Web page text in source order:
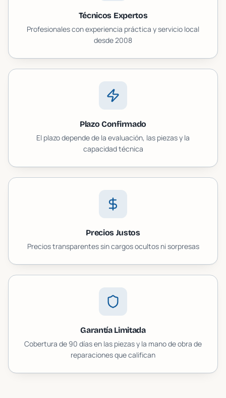
Técnicos Expertos
Profesionales con experiencia práctica y servicio local
desde 2008
Plazo Confirmado
El plazo depende de la evaluación, las piezas y la
capacidad técnica
Precios Justos
Precios transparentes sin cargos ocultos ni sorpresas
Garantía Limitada
Cobertura de 90 días en las piezas y la mano de obra de
reparaciones que califican